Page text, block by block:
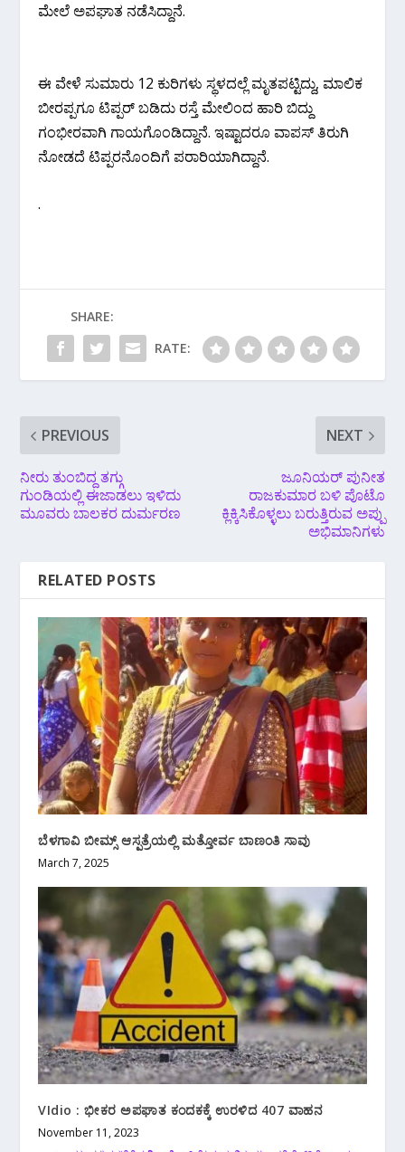
ಮೇಲೆ ಅಪಘಾತ ನಡೆಸಿದ್ದಾನೆ.
ಈ ವೇಳೆ ಸುಮಾರು 12 ಕುರಿಗಳು ಸ್ಥಳದಲ್ಲೆ ಮೃತಪಟ್ಟಿದ್ದು, ಮಾಲಿಕ
ಬೀರಪ್ಪಗೂ ಟಿಪ್ಪರ್ ಬಡಿದು ರಸ್ತೆ ಮೇಲಿಂದ ಹಾರಿ ಬಿದ್ದು
ಗಂಭೀರವಾಗಿ ಗಾಯಗೊಂಡಿದ್ದಾನೆ. ಇಷ್ಟಾದರೂ ವಾಪಸ್ ತಿರುಗಿ
ನೋಡದೆ ಟಿಪ್ಪರನೊಂದಿಗೆ ಪರಾರಿಯಾಗಿದ್ದಾನೆ.
.
SHARE:
RATE:
PREVIOUS
ನೀರು ತುಂಬಿದ್ದ ತಗ್ಗು
ಗುಂಡಿಯಲ್ಲಿ‌ ಈಜಾಡಲು ಇಳಿದು
ಮೂವರು ಬಾಲಕರ ದುರ್ಮರಣ
NEXT
ಜೂನಿಯರ್ ಪುನೀತ
ರಾಜಕುಮಾರ ಬಳಿ ಪೊಟೊ
ಕ್ಲಿಕ್ಕಿಸಿಕೊಳ್ಳಲು ಬರುತ್ತಿರುವ ಅಪ್ಪು
ಅಭಿಮಾನಿಗಳು
RELATED POSTS
ಬೆಳಗಾವಿ ಬೀಮ್ಸ್ ‌ಆಸ್ಪತ್ರೆಯಲ್ಲಿ ಮತ್ತೋರ್ವ ಬಾಣಂತಿ ಸಾವು
March 7, 2025
VIdio : ಭೀಕರ ಅಪಘಾತ ಕಂದಕಕ್ಕೆ ಉರಳಿದ 407 ವಾಹನ
November 11, 2023